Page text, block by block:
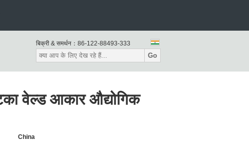
बिक्री & समर्थन： 86-122-88493-333
Go
वेल्ड आकार औद्योगिक
China